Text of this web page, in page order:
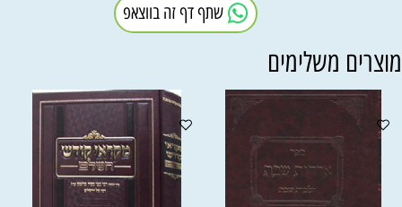
שתף דף זה בווצאפ
משלימים